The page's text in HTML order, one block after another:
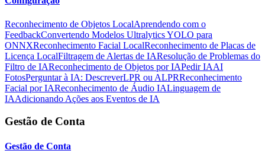
Reconhecimento de Objetos LocalAprendendo com o
FeedbackConvertendo Modelos Ultralytics YOLO para
ONNXReconhecimento Facial LocalReconhecimento de Placas de
Licença LocalFiltragem de Alertas de IAResolução de Problemas do
Filtro de IAReconhecimento de Objetos por IAPedir IAAI
FotosPerguntar à IA: DescreverLPR ou ALPRReconhecimento
Facial por IAReconhecimento de Áudio IALinguagem de
IAAdicionando Ações aos Eventos de IA
Gestão de Conta
Gestão de Conta